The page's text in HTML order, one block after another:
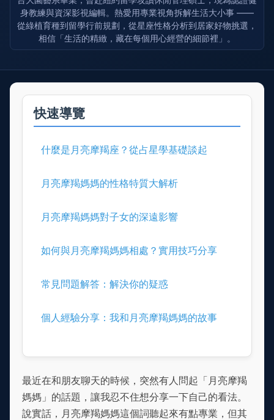
身教練與資深影視編輯。熱愛用專業視角拆解生活大小事 ——
從綠植育種到留學行前規劃，從星座性格分析到居家好物挑選，
相信「生活的精緻，藏在每個用心經營的細節裡」。
快速導覽
什麼是月亮摩羯座？從占星學基礎談起
月亮摩羯媽媽的性格特質大解析
月亮摩羯媽媽對子女的深遠影響
如何與月亮摩羯媽媽相處？實用技巧分享
常見問題解答：解決你的疑惑
個人經驗分享：我和月亮摩羯媽媽的故事
最近在和朋友聊天的時候，突然有人問起「月亮摩羯
媽媽」的話題，讓我忍不住想分享一下自己的看法。
說實話，月亮摩羯媽媽這個詞聽起來有點專業，但其